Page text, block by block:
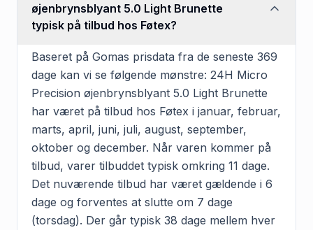
øjenbrynsblyant 5.0 Light Brunette
typisk på tilbud hos Føtex?
Baseret på Gomas prisdata fra de seneste 369
dage kan vi se følgende mønstre: 24H Micro
Precision øjenbrynsblyant 5.0 Light Brunette
har været på tilbud hos Føtex i januar, februar,
marts, april, juni, juli, august, september,
oktober og december. Når varen kommer på
tilbud, varer tilbuddet typisk omkring 11 dage.
Det nuværende tilbud har været gældende i 6
dage og forventes at slutte om 7 dage
(torsdag). Der går typisk 38 dage mellem hver